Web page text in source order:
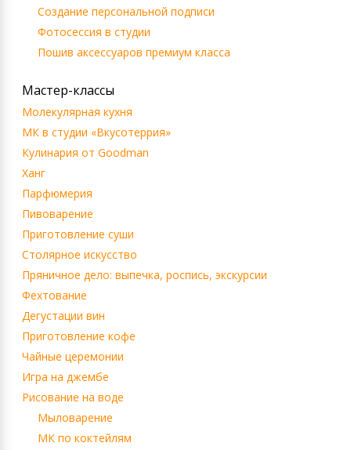
Создание персональной подписи
Фотосессия в студии
Пошив аксессуаров премиум класса
Мастер-классы
Молекулярная кухня
МК в студии «Вкусотеррия»
Кулинария от Goodman
Ханг
Парфюмерия
Пивоварение
Приготовление суши
Столярное искусство
Пряничное дело: выпечка, роспись, экскурсии
Фехтование
Дегустации вин
Приготовление кофе
Чайные церемонии
Игра на джембе
Рисование на воде
Мыловарение
МК по коктейлям